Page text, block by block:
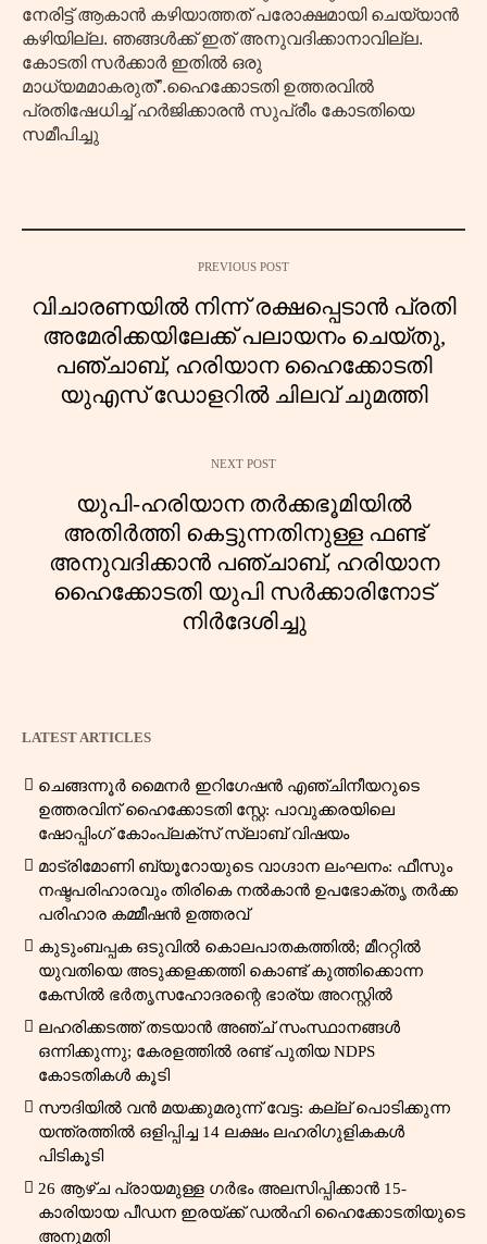
നേരിട്ട് ആകാൻ കഴിയാത്തത് പരോക്ഷമായി ചെയ്യാൻ
കഴിയില്ല. ഞങ്ങൾക്ക് ഇത് അനുവദിക്കാനാവില്ല.
കോടതി സർക്കാർ ഇതിൽ ഒരു
മാധ്യമമാകരുത്”.ഹൈക്കോടതി ഉത്തരവിൽ
പ്രതിഷേധിച്ച് ഹർജിക്കാരൻ സുപ്രീം കോടതിയെ
സമീപിച്ചു
PREVIOUS POST
വിചാരണയിൽ നിന്ന് രക്ഷപ്പെടാൻ പ്രതി
അമേരിക്കയിലേക്ക് പലായനം ചെയ്തു,
പഞ്ചാബ്, ഹരിയാന ഹൈക്കോടതി
യുഎസ് ഡോളറിൽ ചിലവ് ചുമത്തി
NEXT POST
യുപി-ഹരിയാന തർക്കഭൂമിയിൽ
അതിർത്തി കെട്ടുന്നതിനുള്ള ഫണ്ട്
അനുവദിക്കാൻ പഞ്ചാബ്, ഹരിയാന
ഹൈക്കോടതി യുപി സർക്കാരിനോട്
നിർദേശിച്ചു
LATEST ARTICLES
ചെങ്ങന്നൂർ മൈനർ ഇറിഗേഷൻ എഞ്ചിനീയറുടെ
ഉത്തരവിന് ഹൈക്കോടതി സ്റ്റേ: പാവുക്കരയിലെ
ഷോപ്പിംഗ് കോംപ്ലക്സ് സ്ലാബ് വിഷയം
മാട്രിമോണി ബ്യൂറോയുടെ വാഗ്ദാന ലംഘനം: ഫീസും
നഷ്ടപരിഹാരവും തിരികെ നൽകാൻ ഉപഭോക്തൃ തർക്ക
പരിഹാര കമ്മീഷൻ ഉത്തരവ്
കുടുംബപ്പക ഒടുവിൽ കൊലപാതകത്തിൽ; മീററ്റിൽ
യുവതിയെ അടുക്കളക്കത്തി കൊണ്ട് കുത്തിക്കൊന്ന
കേസിൽ ഭർതൃസഹോദരന്റെ ഭാര്യ അറസ്റ്റിൽ
ലഹരിക്കടത്ത് തടയാൻ അഞ്ച് സംസ്ഥാനങ്ങൾ
ഒന്നിക്കുന്നു; കേരളത്തിൽ രണ്ട് പുതിയ NDPS
കോടതികൾ കൂടി
സൗദിയിൽ വൻ മയക്കുമരുന്ന് വേട്ട: കല്ല് പൊടിക്കുന്ന
യന്ത്രത്തിൽ ഒളിപ്പിച്ച 14 ലക്ഷം ലഹരിഗുളികകൾ
പിടികൂടി
26 ആഴ്ച പ്രായമുള്ള ഗർഭം അലസിപ്പിക്കാൻ 15-
കാരിയായ പീഡന ഇരയ്ക്ക് ഡൽഹി ഹൈക്കോടതിയുടെ
അനുമതി